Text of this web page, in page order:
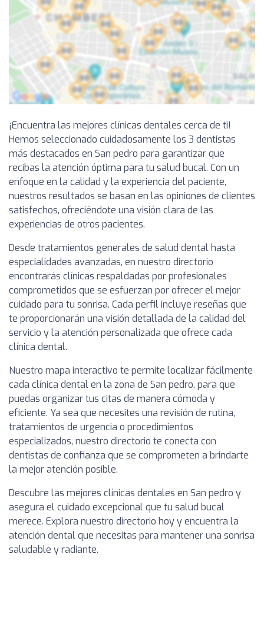
¡Encuentra las mejores clínicas dentales cerca de ti!
Hemos seleccionado cuidadosamente los 3 dentistas
más destacados en San pedro para garantizar que
recibas la atención óptima para tu salud bucal. Con un
enfoque en la calidad y la experiencia del paciente,
nuestros resultados se basan en las opiniones de clientes
satisfechos, ofreciéndote una visión clara de las
experiencias de otros pacientes.
Desde tratamientos generales de salud dental hasta
especialidades avanzadas, en nuestro directorio
encontrarás clínicas respaldadas por profesionales
comprometidos que se esfuerzan por ofrecer el mejor
cuidado para tu sonrisa. Cada perfil incluye reseñas que
te proporcionarán una visión detallada de la calidad del
servicio y la atención personalizada que ofrece cada
clínica dental.
Nuestro mapa interactivo te permite localizar fácilmente
cada clínica dental en la zona de San pedro, para que
puedas organizar tus citas de manera cómoda y
eficiente. Ya sea que necesites una revisión de rutina,
tratamientos de urgencia o procedimientos
especializados, nuestro directorio te conecta con
dentistas de confianza que se comprometen a brindarte
la mejor atención posible.
Descubre las mejores clínicas dentales en San pedro y
asegura el cuidado excepcional que tu salud bucal
merece. Explora nuestro directorio hoy y encuentra la
atención dental que necesitas para mantener una sonrisa
saludable y radiante.